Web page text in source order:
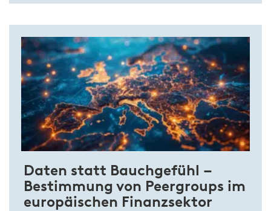
Daten statt Bauchgefühl –
Bestimmung von Peergroups im
europäischen Finanzsektor